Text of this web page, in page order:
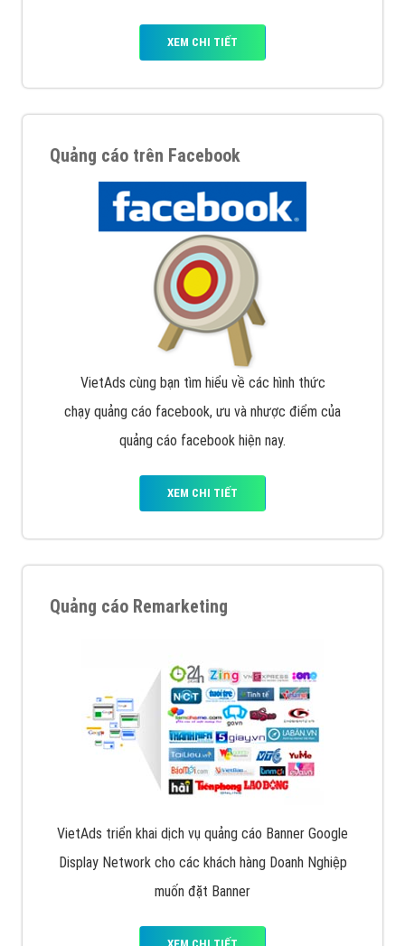
XEM CHI TIẾT
Quảng cáo trên Facebook
VietAds cùng bạn tìm hiểu về các hình thức
chạy quảng cáo facebook, ưu và nhược điểm của
quảng cáo facebook hiện nay.
XEM CHI TIẾT
Quảng cáo Remarketing
VietAds triển khai dịch vụ quảng cáo Banner Google
Display Network cho các khách hàng Doanh Nghiệp
muốn đặt Banner